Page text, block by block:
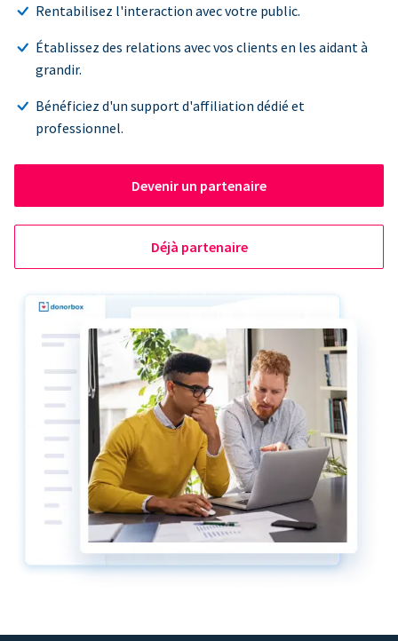
Rentabilisez l'interaction avec votre public.
Établissez des relations avec vos clients en les aidant à
grandir.
Bénéficiez d'un support d'affiliation dédié et
professionnel.
Devenir un partenaire
Déjà partenaire